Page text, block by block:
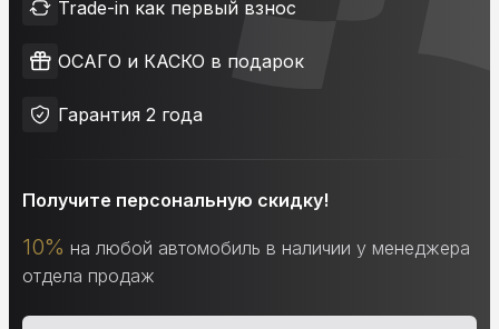
Trade-in как первый взнос
ОСАГО и КАСКО в подарок
Гарантия 2 года
Получите персональную скидку!
10% на любой автомобиль в наличии у менеджера
отдела продаж